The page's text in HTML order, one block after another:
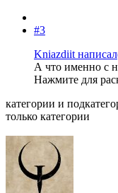
#3
Kniazdiit
А что именно с
Нажмите для
категории и
только категории